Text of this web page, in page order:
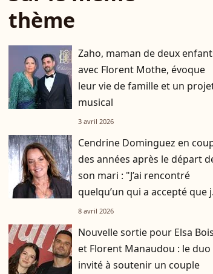
thème
Zaho, maman de deux
avec Florent Mothe, évoque
leur vie de famille et un
musical
3 avril 2026
Cendrine Dominguez en
des années après le départ
son mari : "J’ai rencontré
quelqu’un qui a accepté que
puisse continuer à aimer
8 avril 2026
Nouvelle sortie pour Elsa Bois
et Florent Manaudou : le duo
invité à soutenir un couple